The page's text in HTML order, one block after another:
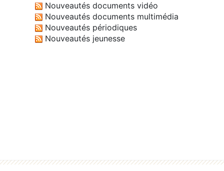
Nouveautés documents vidéo
Nouveautés documents multimédia
Nouveautés périodiques
Nouveautés jeunesse